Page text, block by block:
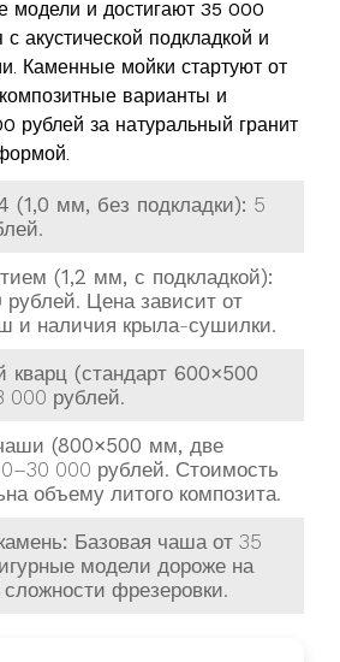
модели и достигают 35 000
с акустической подкладкой и
Каменные мойки стартуют от
варианты и
рублей за натуральный гранит
(1,0 мм, без подкладки): 5
(1,2 мм, с подкладкой):
Цена зависит от
и наличия крыла-сушилки.
кварц (стандарт 600×500
000 рублей.
(800×500 мм, две
000 рублей. Стоимость
объему литого композита.
Базовая чаша от 35
модели дороже на
фрезеровки.